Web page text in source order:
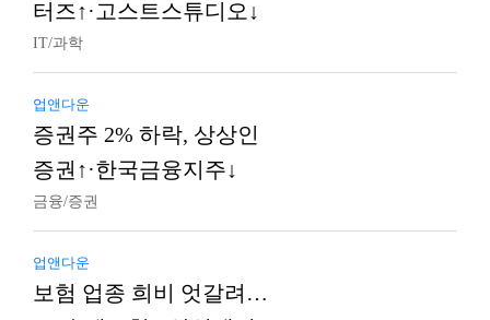
터즈↑·고스트스튜디오↓
IT/과학
업앤다운
증권주 2% 하락, 상상인
증권↑·한국금융지주↓
금융/증권
업앤다운
보험 업종 희비 엇갈려…